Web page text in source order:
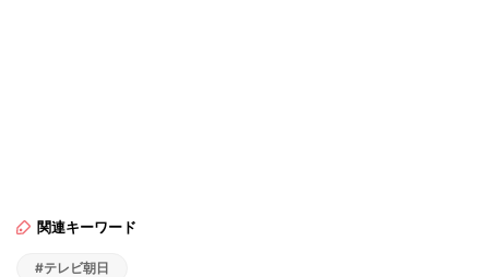
関連キーワード
#テレビ朝日